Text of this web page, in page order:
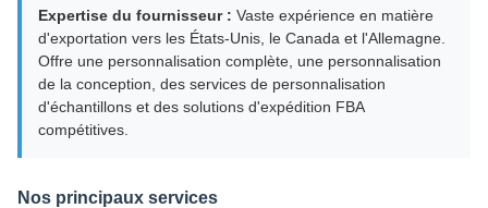
Expertise du fournisseur : Vaste expérience en matière
d'exportation vers les États-Unis, le Canada et l'Allemagne.
Offre une personnalisation complète, une personnalisation
de la conception, des services de personnalisation
d'échantillons et des solutions d'expédition FBA
compétitives.
Nos principaux services